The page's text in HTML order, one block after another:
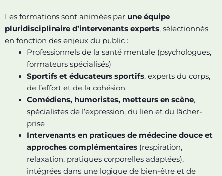
Les formations sont animées par une équipe
pluridisciplinaire d’intervenants experts, sélectionnés
en fonction des enjeux du public :
Professionnels de la santé mentale (psychologues,
formateurs spécialisés)
Sportifs et éducateurs sportifs, experts du corps,
de l’effort et de la cohésion
Comédiens, humoristes, metteurs en scène,
spécialistes de l’expression, du lien et du lâcher-
prise
Intervenants en pratiques de médecine douce et
approches complémentaires(respiration,
relaxation, pratiques corporelles adaptées),
intégrées dans une logique de bien-être et de